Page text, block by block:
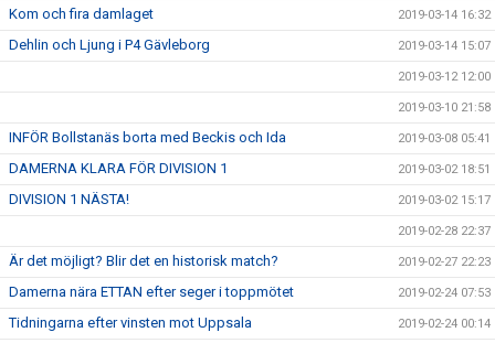
Kom och fira damlaget 2019-03-14 16:32
Dehlin och Ljung i P4 Gävleborg 2019-03-14 15:07
2019-03-12 12:00
2019-03-10 21:58
INFÖR Bollstanäs borta med Beckis och Ida 2019-03-08 05:41
DAMERNA KLARA FÖR DIVISION 1 2019-03-02 18:51
DIVISION 1 NÄSTA! 2019-03-02 15:17
2019-02-28 22:37
Är det möjligt? Blir det en historisk match? 2019-02-27 22:23
Damerna nära ETTAN efter seger i toppmötet 2019-02-24 07:53
Tidningarna efter vinsten mot Uppsala 2019-02-24 00:14